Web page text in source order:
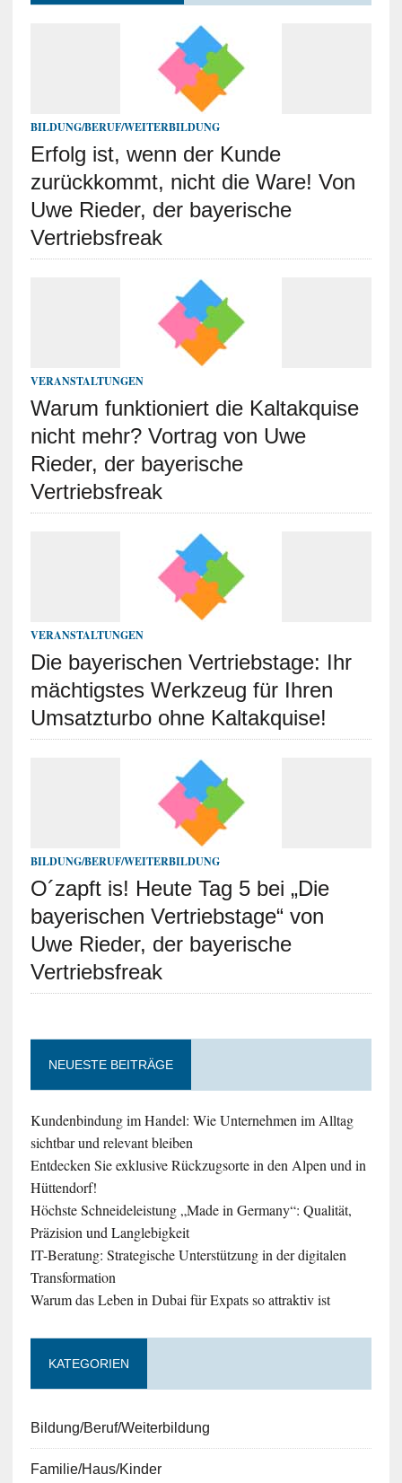
BILDUNG/BERUF/WEITERBILDUNG
Erfolg ist, wenn der Kunde
zurückkommt, nicht die Ware! Von
Uwe Rieder, der bayerische
Vertriebsfreak
VERANSTALTUNGEN
Warum funktioniert die Kaltakquise
nicht mehr? Vortrag von Uwe
Rieder, der bayerische
Vertriebsfreak
VERANSTALTUNGEN
Die bayerischen Vertriebstage: Ihr
mächtigstes Werkzeug für Ihren
Umsatzturbo ohne Kaltakquise!
BILDUNG/BERUF/WEITERBILDUNG
O´zapft is! Heute Tag 5 bei „Die
bayerischen Vertriebstage“ von
Uwe Rieder, der bayerische
Vertriebsfreak
NEUESTE BEITRÄGE
Kundenbindung im Handel: Wie Unternehmen im Alltag
sichtbar und relevant bleiben
Entdecken Sie exklusive Rückzugsorte in den Alpen und in
Hüttendorf!
Höchste Schneideleistung „Made in Germany“: Qualität,
Präzision und Langlebigkeit
IT-Beratung: Strategische Unterstützung in der digitalen
Transformation
Warum das Leben in Dubai für Expats so attraktiv ist
KATEGORIEN
Bildung/Beruf/Weiterbildung
Familie/Haus/Kinder